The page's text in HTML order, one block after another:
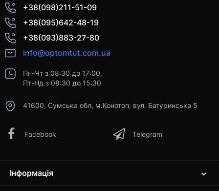
+38(098)211-51-09
+38(095)642-48-19
+38(093)883-27-80
info@optomtut.com.ua
Пн-Чт з 08:30 до 17:00,
Пт-Нд з 08:30 до 15:30
41600, Сумська обл, м.Конотоп, вул. Батуринська 5
Facebook Telegram
Інформація